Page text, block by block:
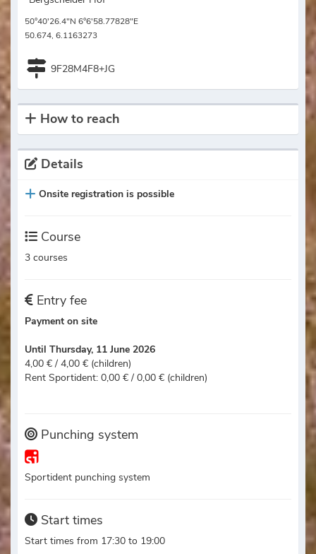
50°40'26.4"N 6°6'58.77828"E
50.674, 6.1163273
9F28M4F8+JG
How to reach
Details
Onsite registration is possible
Course
3 courses
Entry fee
Payment on site
Until Thursday, 11 June 2026
4,00 € / 4,00 € (children)
Rent Sportident: 0,00 € / 0,00 € (children)
Punching system
Sportident punching system
Start times
Start times from 17:30 to 19:00